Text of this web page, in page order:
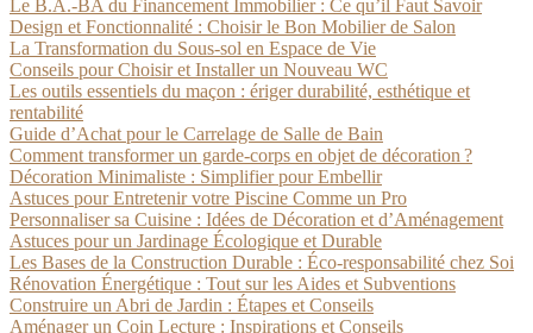
Le B.A.-BA du Financement Immobilier : Ce qu’il Faut Savoir
Design et Fonctionnalité : Choisir le Bon Mobilier de Salon
La Transformation du Sous-sol en Espace de Vie
Conseils pour Choisir et Installer un Nouveau WC
Les outils essentiels du maçon : ériger durabilité, esthétique et
rentabilité
Guide d’Achat pour le Carrelage de Salle de Bain
Comment transformer un garde-corps en objet de décoration ?
Décoration Minimaliste : Simplifier pour Embellir
Astuces pour Entretenir votre Piscine Comme un Pro
Personnaliser sa Cuisine : Idées de Décoration et d’Aménagement
Astuces pour un Jardinage Écologique et Durable
Les Bases de la Construction Durable : Éco-responsabilité chez Soi
Rénovation Énergétique : Tout sur les Aides et Subventions
Construire un Abri de Jardin : Étapes et Conseils
Aménager un Coin Lecture : Inspirations et Conseils